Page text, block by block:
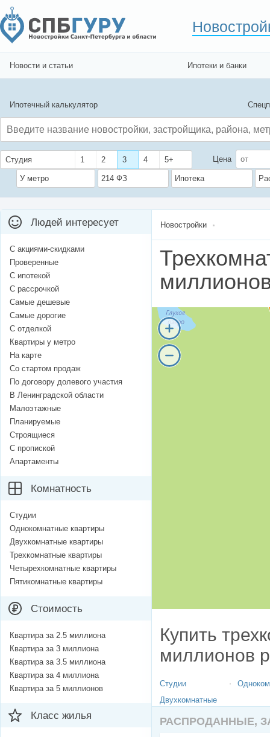
Новости и статьи Ипотеки и банки
Ипотечный калькулятор
Студия 1 2 3 4 5+ Цена
У метро 214 ФЗ Ипотека
Новостройки
Купить
миллионов
Студии
Двухкомнатные
РАСПРОДАННЫЕ,
Людей интересует
С акциями-скидками
Проверенные
С ипотекой
С рассрочкой
Самые дешевые
Самые дорогие
С отделкой
Квартиры у метро
На карте
Со стартом продаж
По договору долевого участия
В Ленинградской области
Малоэтажные
Планируемые
Строящиеся
С пропиской
Апартаменты
Комнатность
Студии
Однокомнатные квартиры
Двухкомнатные квартиры
Трехкомнатные квартиры
Четырехкомнатные квартиры
Пятикомнатные квартиры
Стоимость
Квартира за 2.5 миллиона
Квартира за 3 миллиона
Квартира за 3.5 миллиона
Квартира за 4 миллиона
Квартира за 5 миллионов
Класс жилья